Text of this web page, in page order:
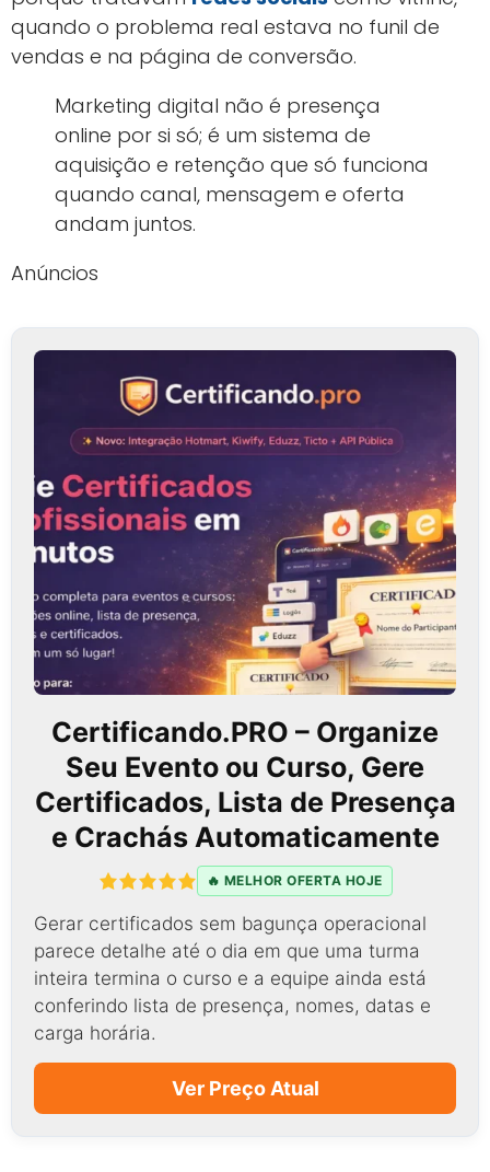
quando o problema real estava no funil de
vendas e na página de conversão.
Marketing digital não é presença
online por si só; é um sistema de
aquisição e retenção que só funciona
quando canal, mensagem e oferta
andam juntos.
Anúncios
Certificando.PRO – Organize
Seu Evento ou Curso, Gere
Certificados, Lista de Presença
e Crachás Automaticamente
🔥 MELHOR OFERTA HOJE
Gerar certificados sem bagunça operacional
parece detalhe até o dia em que uma turma
inteira termina o curso e a equipe ainda está
conferindo lista de presença, nomes, datas e
carga horária.
Ver Preço Atual